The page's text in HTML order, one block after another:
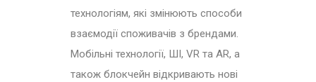
технологіям, які змінюють способи
взаємодії споживачів з брендами.
Мобільні технології, ШІ, VR та AR, а
також блокчейн відкривають нові